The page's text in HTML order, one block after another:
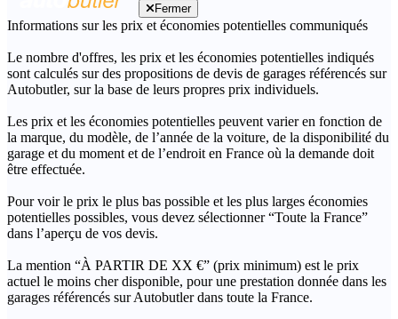
Fermer
Informations sur les prix et économies potentielles communiqués
Le nombre d'offres, les prix et les économies potentielles indiqués
sont calculés sur des propositions de devis de garages référencés sur
Autobutler, sur la base de leurs propres prix individuels.
Les prix et les économies potentielles peuvent varier en fonction de
la marque, du modèle, de l’année de la voiture, de la disponibilité du
garage et du moment et de l’endroit en France où la demande doit
être effectuée.
Pour voir le prix le plus bas possible et les plus larges économies
potentielles possibles, vous devez sélectionner “Toute la France”
dans l’aperçu de vos devis.
La mention “À PARTIR DE XX €” (prix minimum) est le prix
actuel le moins cher disponible, pour une prestation donnée dans les
garages référencés sur Autobutler dans toute la France.